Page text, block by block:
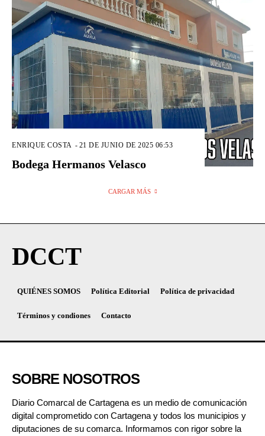
ENRIQUE COSTA - 21 DE JUNIO DE 2025 06:53
Bodega Hermanos Velasco
CARGAR MÁS
DCCT
QUIÉNES SOMOS Política Editorial Política de privacidad
Términos y condiones Contacto
SOBRE NOSOTROS
Diario Comarcal de Cartagena es un medio de comunicación
digital comprometido con Cartagena y todos los municipios y
diputaciones de su comarca. Informamos con rigor sobre la